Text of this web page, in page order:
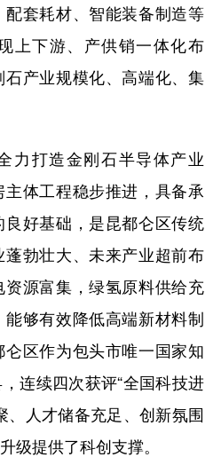
金融 汽车
信息化 数字经济
时尚 悦读
亚太网 上市公司
上海 江苏
福建 江西
套耗材、智能装备制造等
上下游、产供销一体化布
产业规模化、高端化、集
打造金刚石半导体产业
体工程稳步推进，具备承
好基础，是昆都仑区传统
勃壮大、未来产业超前布
源富集，绿氢原料供给充
够有效降低高端新材料制
区作为包头市唯一国家知
连续四次获评“全国科技进
、人才储备充足、创新氛围
级提供了科创支撑。